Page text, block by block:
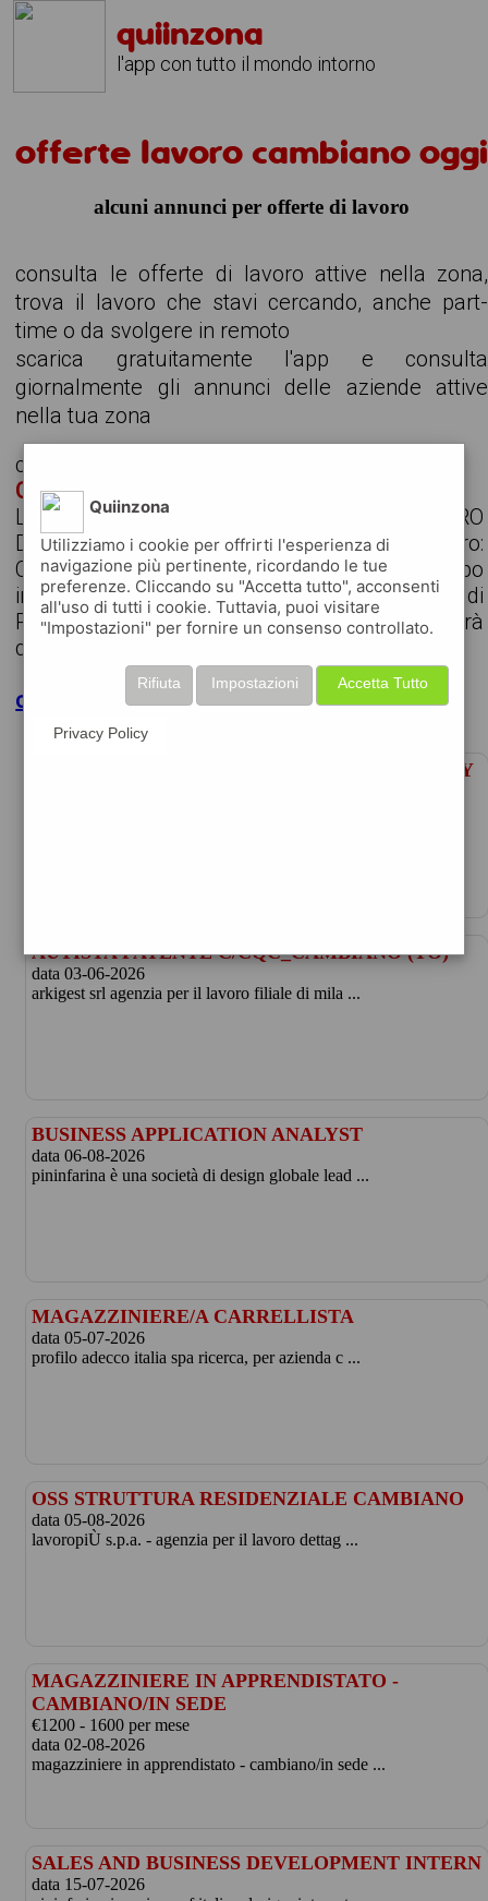
quiinzona
l'app con tutto il mondo intorno
offerte lavoro cambiano oggi
alcuni annunci per offerte di lavoro
consulta le offerte di lavoro attive nella zona,
trova il lavoro che stavi cercando, anche part-
time o da svolgere in remoto
scarica gratuitamente l'app e consulta
giornalmente gli annunci delle aziende attive
nella tua zona
cerchiamo
OSS STRUTTURA RESIDENZIALE CAMBIANO
LAVOROPIÙ S.P.A. - AGENZIA PER IL LAVORO
Dettaglio offerta di lavoroLuogo di lavoro:
CAMBIANO (TO) Tipo di contratto: Tempo
indeterminato Orario: Tempo Pieno Fascia di
RAL: Fino a 25.000 € la retribuzione verrà
quantificata sulla...
clicca per maggiori dettagli
ADDETTO/A ALLA FATTURAZIONE MOBILITY
AUTISTA PATENTE C/CQC_CAMBIANO (TO)
data 03-06-2026
arkigest srl agenzia per il lavoro filiale di mila ...
BUSINESS APPLICATION ANALYST
data 06-08-2026
pininfarina è una società di design globale lead ...
MAGAZZINIERE/A CARRELLISTA
data 05-07-2026
profilo adecco italia spa ricerca, per azienda c ...
OSS STRUTTURA RESIDENZIALE CAMBIANO
data 05-08-2026
lavoropiÙ s.p.a. - agenzia per il lavoro dettag ...
MAGAZZINIERE IN APPRENDISTATO -
CAMBIANO/IN SEDE
€1200 - 1600 per mese
data 02-08-2026
magazziniere in apprendistato - cambiano/in sede ...
SALES AND BUSINESS DEVELOPMENT INTERN
data 15-07-2026
Quiinzona
Utilizziamo i cookie per offrirti l'esperienza di
navigazione più pertinente, ricordando le tue
preferenze. Cliccando su "Accetta tutto", acconsenti
all'uso di tutti i cookie. Tuttavia, puoi visitare
"Impostazioni" per fornire un consenso controllato.
Accetta Tutto
Impostazioni
Rifiuta
Privacy Policy